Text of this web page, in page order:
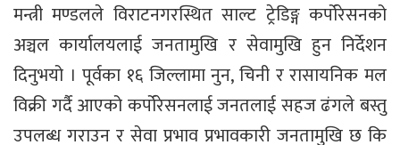
मन्त्री मण्डलले विराटनगरस्थित साल्ट ट्रेडिङ्ग कर्पोरेसनको
अञ्चल कार्यालयलाई जनतामुखि र सेवामुखि हुन निर्देशन
दिनुभयो । पूर्वका १६ जिल्लामा नुन, चिनी र रासायनिक मल
विक्री गर्दै आएको कर्पोरेसनलाई जनतलाई सहज ढंगले बस्तु
उपलब्ध गराउन र सेवा प्रभाव प्रभावकारी जनतामुखि छ कि